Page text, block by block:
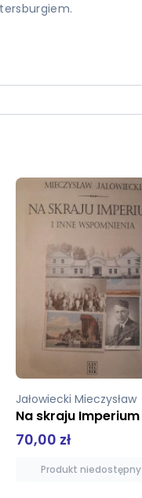
Jałowiecki Mieczysław
70,00 zł
Produkt niedostępny